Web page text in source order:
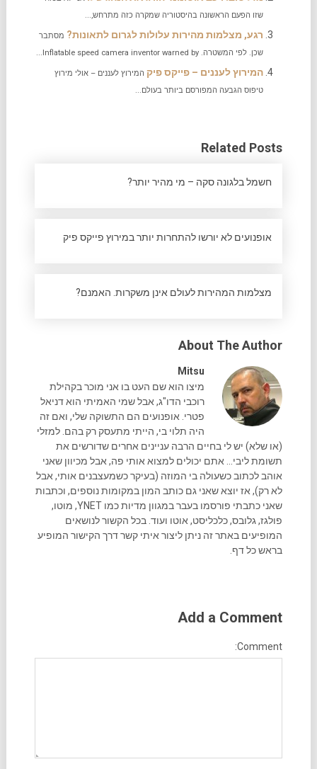
שזו הפעם הראשונה בהיסטוריה שמקרה כזה מתרחש,...
רגע, מצלמות מהירות עלולות לגרום לתאונות? מסתבר
שכן. לפי המשטרה. Inflatable speed camera inventor warned by...
המירוץ לעננים – פייקס פיק המירוץ לעננים – אולי מירוץ
טיפוס הגבעה המפורסם ביותר בעולם...
Related Posts
חשמל בלגונה סקה – מי מהיר יותר?
אופנועים לא יורשו להתחרות יותר במירוץ פייקס פיק
מצלמות המהירות לעולם אינן משקרות. האמנם?
About The Author
Mitsu
מיצו הוא שם העט בו אני מוכר בקהילת
רוכבי הדו"ג, אבל שמי האמיתי הוא דניאל
פטרי. אופנועים הם התשוקה שלי, ואם זה
היה תלוי בי, הייתי מתעסק רק בהם. למזלי
(או שלא) יש לי בחיים הרבה עניינים אחרים שדורשים את
תשומת ליבי... אתם יכולים למצוא אותי פה, אבל מכיוון שאני
אוהב לכתוב כשעולה בי המוזה (בעיקר כשמעצבנים אותי, אבל
לא רק), אז יוצא שאני גם כותב המון במקומות נוספים, וכתבות
שאני כתבתי פורסמו בעבר במגוון מדיות כמו YNET, מוטו,
פולגז, גלובס, כלכליסט, אוטו ועוד. בכל הקשור לנושאים
המופיעים באתר זה ניתן ליצור איתי קשר דרך הקישור המופיע
בראש כל דף.
Add a Comment
Comment: